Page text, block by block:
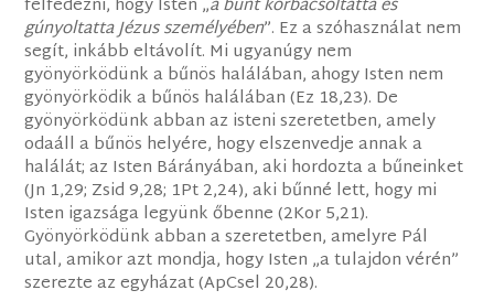
felfedezni, hogy Isten „a bűnt korbácsoltatta és
gúnyoltatta Jézus személyében”. Ez a szóhasználat nem
segít, inkább eltávolít. Mi ugyanúgy nem
gyönyörködünk a bűnös halálában, ahogy Isten nem
gyönyörködik a bűnös halálában (Ez 18,23). De
gyönyörködünk abban az isteni szeretetben, amely
odaáll a bűnös helyére, hogy elszenvedje annak a
halálát; az Isten Bárányában, aki hordozta a bűneinket
(Jn 1,29; Zsid 9,28; 1Pt 2,24), aki bűnné lett, hogy mi
Isten igazsága legyünk őbenne (2Kor 5,21).
Gyönyörködünk abban a szeretetben, amelyre Pál
utal, amikor azt mondja, hogy Isten „a tulajdon vérén”
szerezte az egyházat (ApCsel 20,28).